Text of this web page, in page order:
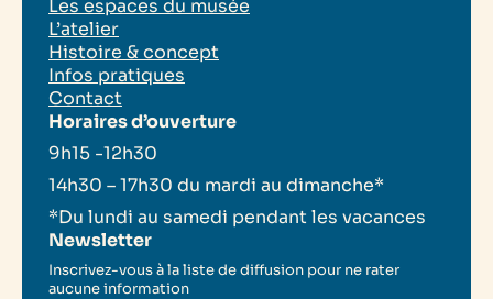
Les espaces du musée
L’atelier
Histoire & concept
Infos pratiques
Contact
Horaires d’ouverture
9h15 -12h30
14h30 – 17h30 du mardi au dimanche*
*Du lundi au samedi pendant les vacances
Newsletter
Inscrivez-vous à la liste de diffusion pour ne rater
aucune information